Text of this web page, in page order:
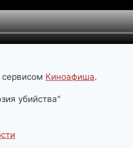
Киноафиша.